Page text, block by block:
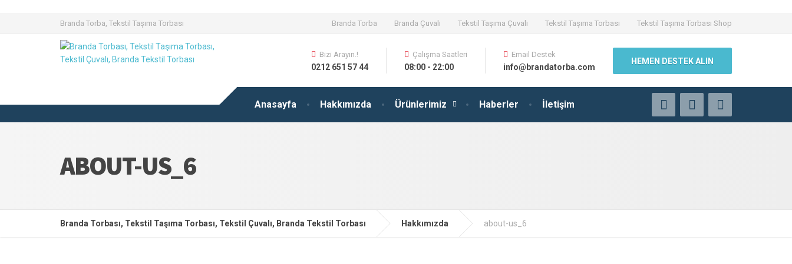
Branda Torba, Tekstil Taşıma Torbası Branda Torba Branda Çuvalı Tekstil Taşıma Çuvalı Tekstil Taşıma Torbası Tekstil Taşıma Torbası Shop
Anasayfa Hakkımızda Ürünlerimiz Haberler İletişim
Bizi Arayın.!
0212 651 57 44
Çalışma Saatleri
08:00 - 22:00
Email Destek
info@brandatorba.com
HEMEN DESTEK ALIN
ABOUT-US_6
Branda Torbası, Tekstil Taşıma Torbası, Tekstil Çuvalı, Branda Tekstil Torbası Hakkımızda about-us_6